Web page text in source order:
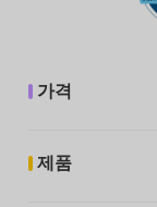
가격
제품